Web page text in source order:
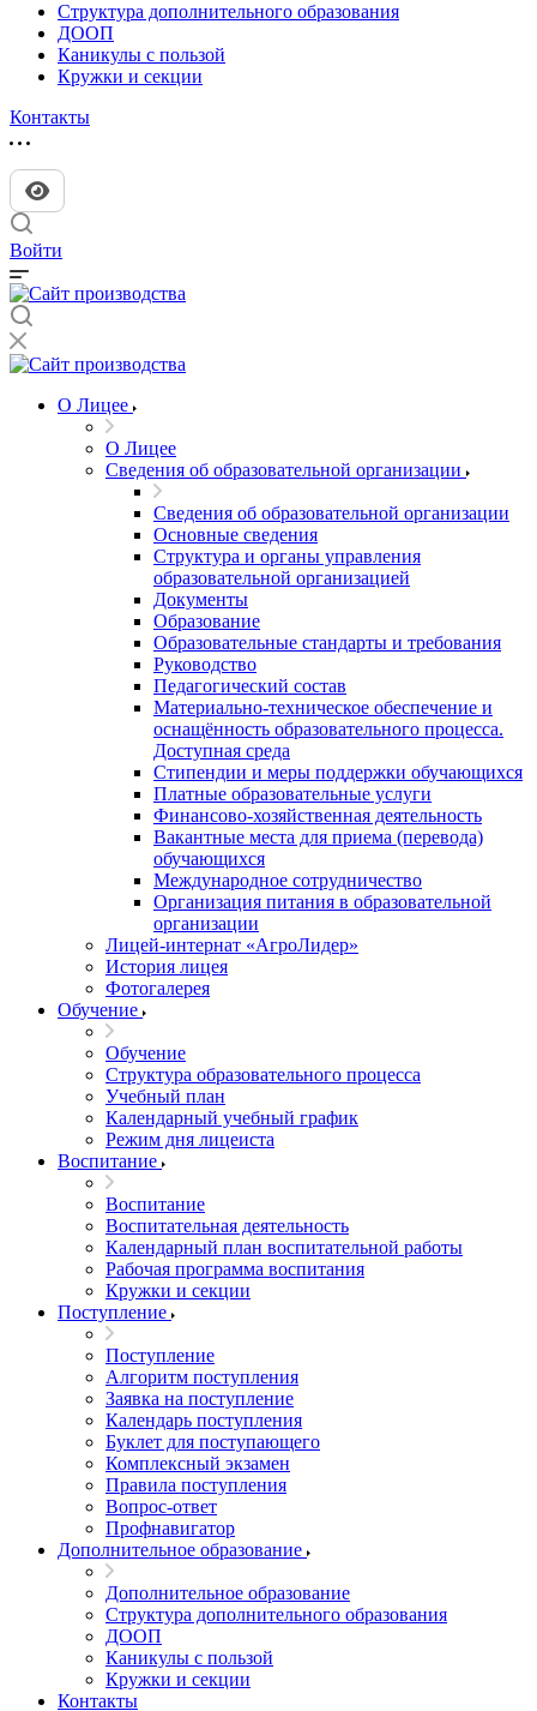
Структура дополнительного образования
ДООП
Каникулы с пользой
Кружки и секции
Контакты
Войти
О Лицее
О Лицее
Сведения об образовательной организации
Сведения об образовательной организации
Основные сведения
Структура и органы управления
образовательной организацией
Документы
Образование
Образовательные стандарты и требования
Руководство
Педагогический состав
Материально-техническое обеспечение и
оснащённость образовательного процесса.
Доступная среда
Стипендии и меры поддержки обучающихся
Платные образовательные услуги
Финансово-хозяйственная деятельность
Вакантные места для приема (перевода)
обучающихся
Международное сотрудничество
Организация питания в образовательной
организации
Лицей-интернат «АгроЛидер»
История лицея
Фотогалерея
Обучение
Обучение
Структура образовательного процесса
Учебный план
Календарный учебный график
Режим дня лицеиста
Воспитание
Воспитание
Воспитательная деятельность
Календарный план воспитательной работы
Рабочая программа воспитания
Кружки и секции
Поступление
Поступление
Алгоритм поступления
Заявка на поступление
Календарь поступления
Буклет для поступающего
Комплексный экзамен
Правила поступления
Вопрос-ответ
Профнавигатор
Дополнительное образование
Дополнительное образование
Структура дополнительного образования
ДООП
Каникулы с пользой
Кружки и секции
Контакты